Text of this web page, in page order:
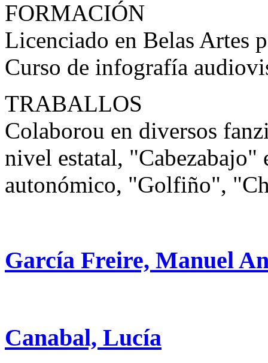
FORMACIÓN
Licenciado en Belas Artes
Curso de infografía
TRABALLOS
Colaborou en diversos
nivel estatal, "Cabezabajo"
autonómico, "Golfiño",
García Freire, Manuel
Canabal, Lucía